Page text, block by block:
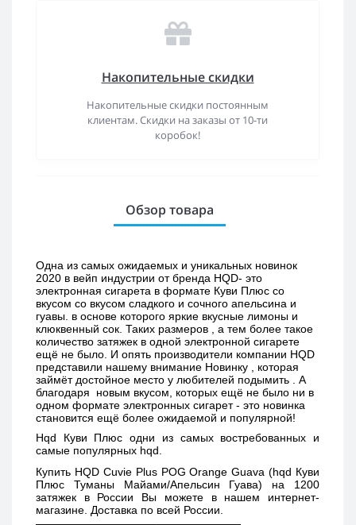
Накопительные скидки
Накопительные скидки постоянным
клиентам. Скидки на заказы от 10-ти
коробок!
Обзор товара
Одна из самых ожидаемых и уникальных новинок
2020 в вейп индустрии от бренда HQD- это
электронная сигарета в формате Куви Плюс со
вкусом со вкусом сладкого и сочного апельсина и
гуавы. в основе которого яркие вкусные лимоны и
клюквенный сок . Таких размеров , а тем более такое
количество затяжек в одной электронной сигарете
ещё не было. И опять производители компании HQD
представили нашему внимание Новинку , которая
займёт достойное место у любителей подымить . А
благодаря  новым вкусом, которых ещё не было ни в
одном формате электронных сигарет - это новинка
становится ещё более ожидаемой и популярной!
Hqd Куви Плюс одни из самых востребованных и
самые популярных hqd.
Купить HQD Cuvie Plus POG Orange Guava (hqd Куви
Плюс Туманы Майами/Апельсин Гуава) на 1200
затяжек в России Вы можете в нашем интернет-
магазине. Доставка по всей России.